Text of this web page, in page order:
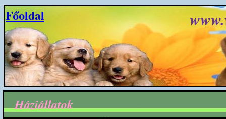
Háziállatok
Főoldal